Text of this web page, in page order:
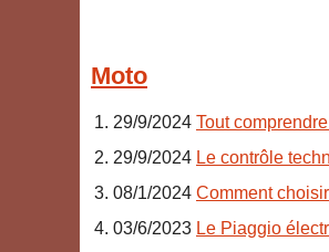
Moto
29/9/2024 Tout
29/9/2024 Le contrôle
08/1/2024 Comment
03/6/2023 Le Piaggio